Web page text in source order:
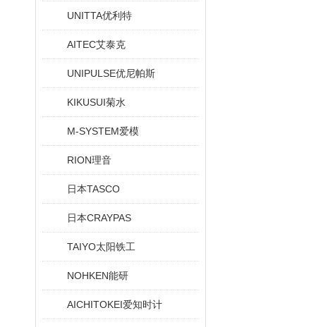
UNITTA优利特
AITEC艾泰克
UNIPULSE优尼帕斯
KIKUSUI菊水
M-SYSTEM爱模
RION理音
日本TASCO
日本CRAYPAS
TAIYO太阳铁工
NOHKEN能研
AICHITOKEI爱知时计